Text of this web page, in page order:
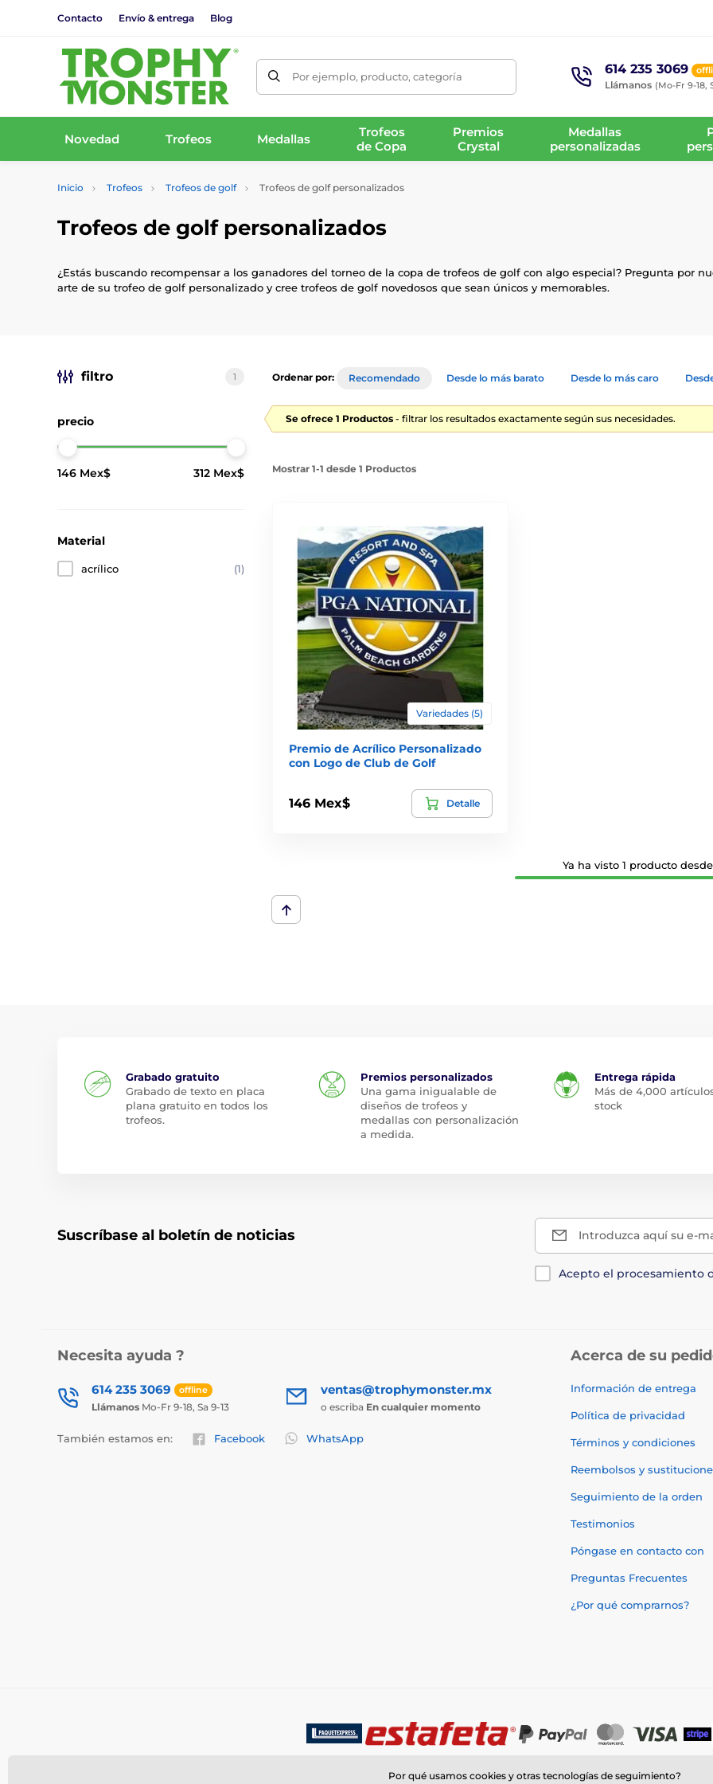
Contacto Envío & entrega Blog
Por ejemplo, producto, categoría 614 235 3069
Llámanos (Mo-Fr 9-18,
Novedad Trofeos Medallas
Trofeos
de Copa
Premios
Crystal
Medallas
personalizadas
Inicio Trofeos Trofeos de golf Trofeos de golf personalizados
Trofeos de golf personalizados
¿Estás buscando recompensar a los ganadores del torneo de la copa de trofeos de golf con algo especial? Pregunta por
arte de su trofeo de golf personalizado y cree trofeos de golf novedosos que sean únicos y memorables.
filtro 1
precio
146 Mex$ 312 Mex$
Material
acrílico (1)
Ordenar por: Recomendado Desde lo más barato Desde lo más caro
Se ofrece 1 Productos - filtrar los resultados exactamente según sus necesidades.
Mostrar 1-1 desde 1 Productos
Variedades (5)
Premio de Acrílico Personalizado
con Logo de Club de Golf
146 Mex$ Detalle
Ya ha visto 1 producto desde
Grabado gratuito
Grabado de texto en placa
plana gratuito en todos los
trofeos.
Premios personalizados
Una gama inigualable de
diseños de trofeos y
medallas con personalización
a medida.
Entrega rápida
Más de 4,000
stock
Suscríbase al boletín de noticias Introduzca aquí su e-
Acepto el procesamiento
Necesita ayuda ?
614 235 3069 offline
Llámanos Mo-Fr 9-18, Sa 9-13
ventas@trophymonster.mx
o escriba En cualquier momento
También estamos en: Facebook WhatsApp
Acerca de su
Información de entrega
Política de privacidad
Términos y condiciones
Reembolsos y
Seguimiento de la orden
Testimonios
Póngase en contacto con
Preguntas Frecuentes
¿Por qué comprarnos?
Por qué usamos cookies y otras tecnologías de seguimiento?